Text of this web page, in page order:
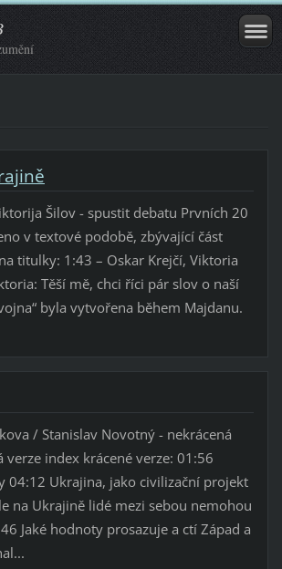
Šilov - spustit debatu Prvních 20
v textové podobě, zbývající část
titulky: 1:43 – Oskar Krejčí, Viktoria
Těší mě, chci říci pár slov o naší
byla vytvořena během Majdanu.
/ Stanislav Novotný - nekrácená
index krácené verze: 01:56
04:12 Ukrajina, jako civilizační projekt
na Ukrajině lidé mezi sebou nemohou
Jaké hodnoty prosazuje a ctí Západ a